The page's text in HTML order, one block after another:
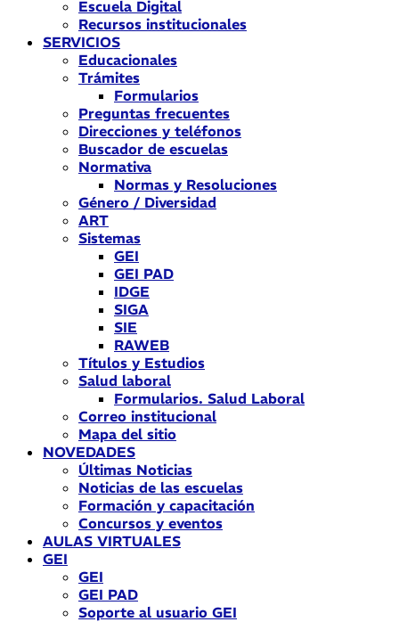
Escuela Digital
Recursos institucionales
SERVICIOS
Educacionales
Trámites
Formularios
Preguntas frecuentes
Direcciones y teléfonos
Buscador de escuelas
Normativa
Normas y Resoluciones
Género / Diversidad
ART
Sistemas
GEI
GEI PAD
IDGE
SIGA
SIE
RAWEB
Títulos y Estudios
Salud laboral
Formularios. Salud Laboral
Correo institucional
Mapa del sitio
NOVEDADES
Últimas Noticias
Noticias de las escuelas
Formación y capacitación
Concursos y eventos
AULAS VIRTUALES
GEI
GEI
GEI PAD
Soporte al usuario GEI